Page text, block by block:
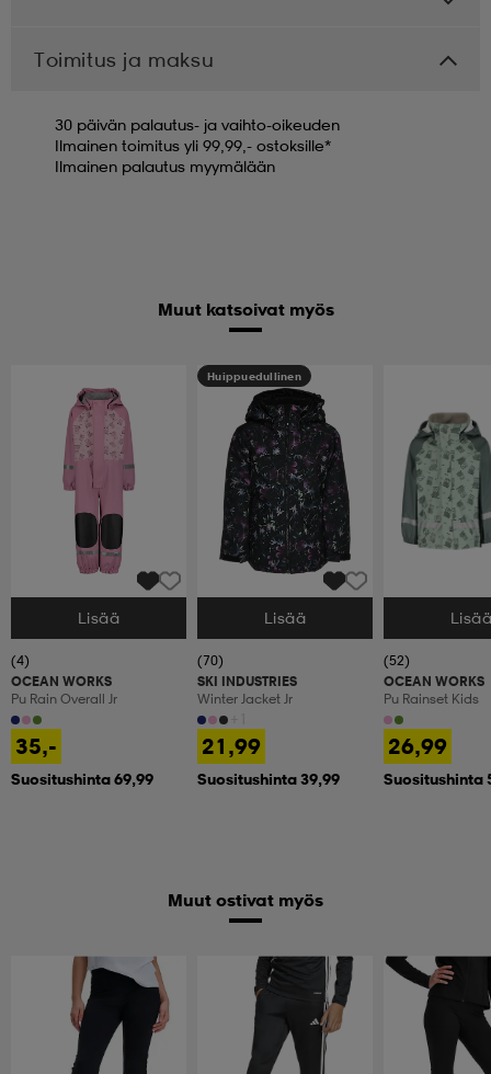
Toimitus ja maksu
30 päivän palautus- ja vaihto-oikeuden
Ilmainen toimitus yli 99,99,- ostoksille*
Ilmainen palautus myymälään
Muut katsoivat myös
Valitse Koko
Lisää
(4)
OCEAN WORKS
Pu Rain Overall Jr
35,-
Suositushinta 69,99
Huippuedullinen
Valitse Koko
Lisää
(70)
SKI INDUSTRIES
Winter Jacket Jr
21,99
Suositushinta 39,99
Valitse Koko
(52)
OCEAN WORKS
Pu Rainset Kids
26,99
Suositushinta
Muut ostivat myös